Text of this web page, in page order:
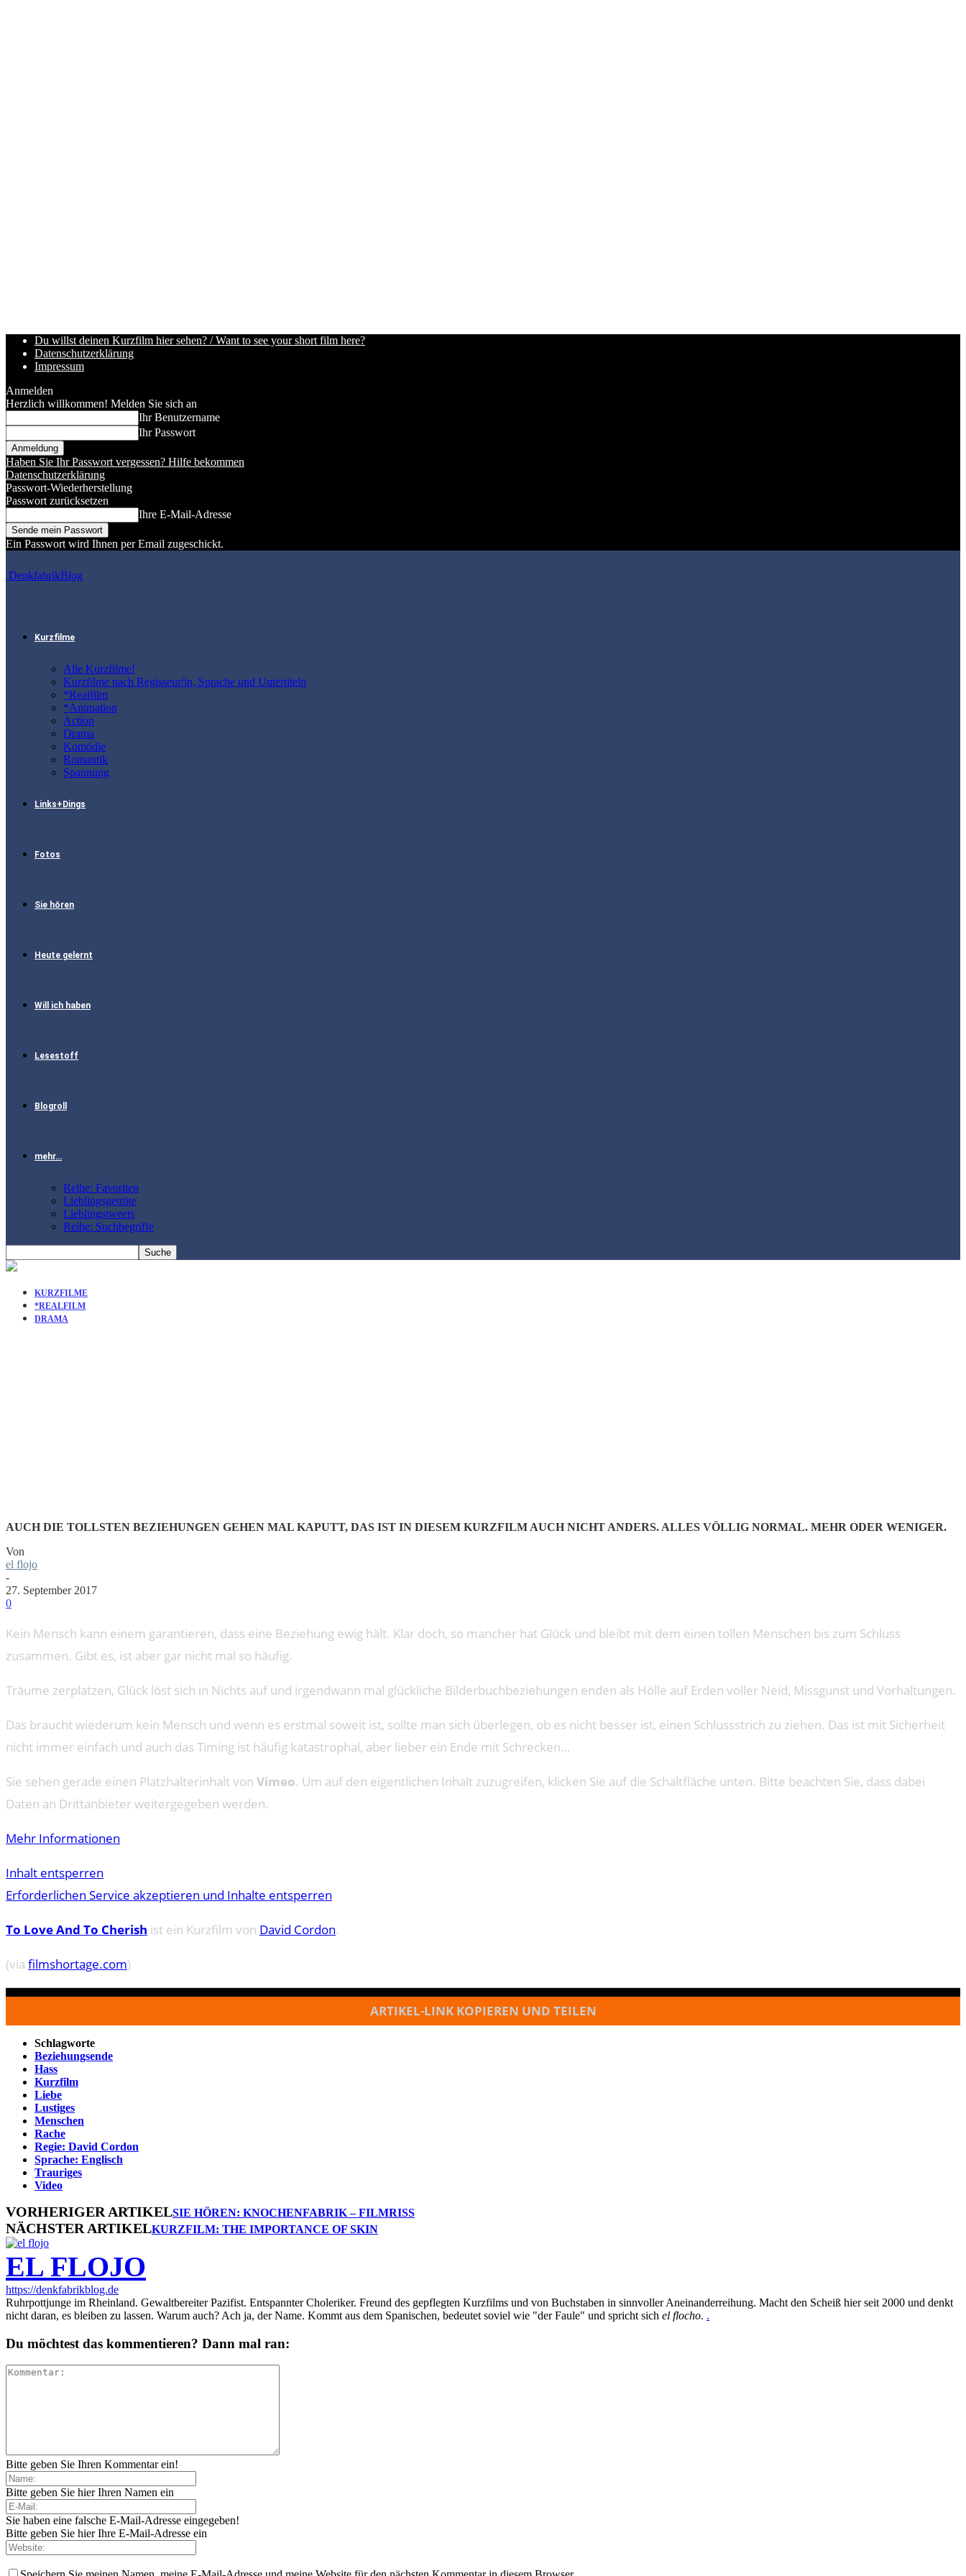
Du willst deinen Kurzfilm hier sehen? / Want to see your short film here?
Datenschutzerklärung
Impressum
Anmelden
Herzlich willkommen! Melden Sie sich an
Ihr Benutzername
Ihr Passwort
Haben Sie Ihr Passwort vergessen? Hilfe bekommen
Datenschutzerklärung
Passwort-Wiederherstellung
Passwort zurücksetzen
Ihre E-Mail-Adresse
Ein Passwort wird Ihnen per Email zugeschickt.
DenkfabrikBlog
Kurzfilme
Alle Kurzfilme!
Kurzfilme nach Regisseur/in, Sprache und Untertiteln
*Realfilm
*Animation
Action
Drama
Komödie
Romantik
Spannung
Links+Dings
Fotos
Sie hören
Heute gelernt
Will ich haben
Lesestoff
Blogroll
mehr…
Reihe: Favoriten
Lieblingsgetröte
Lieblingstweets
Reihe: Suchbegriffe
KURZFILME
*REALFILM
DRAMA
AUCH DIE TOLLSTEN BEZIEHUNGEN GEHEN MAL KAPUTT, DAS IST IN DIESEM KURZFILM AUCH NICHT ANDERS. ALLES VÖLLIG NORMAL. MEHR ODER WENIGER.
Von
el flojo
-
27. September 2017
0
Kein Mensch kann einem garantieren, dass eine Beziehung ewig hält. Klar doch, so mancher hat Glück und bleibt mit dem einen tollen Menschen bis zum Schluss
zusammen. Gibt es, ist aber gar nicht mal so häufig.
Träume zerplatzen, Glück löst sich in Nichts auf und irgendwann mal glückliche Bilderbuchbeziehungen enden als Hölle auf Erden voller Neid, Missgunst und Vorhaltungen.
Das braucht wiederum kein Mensch und wenn es erstmal soweit ist, sollte man sich überlegen, ob es nicht besser ist, einen Schlussstrich zu ziehen. Das ist mit Sicherheit
nicht immer einfach und auch das Timing ist häufig katastrophal, aber lieber ein Ende mit Schrecken…
Sie sehen gerade einen Platzhalterinhalt von Vimeo. Um auf den eigentlichen Inhalt zuzugreifen, klicken Sie auf die Schaltfläche unten. Bitte beachten Sie, dass dabei
Daten an Drittanbieter weitergegeben werden.
Mehr Informationen
Inhalt entsperren
Erforderlichen Service akzeptieren und Inhalte entsperren
To Love And To Cherish ist ein Kurzfilm von David Cordon.
(via filmshortage.com)
ARTIKEL-LINK KOPIEREN UND TEILEN
Schlagworte
Beziehungsende
Hass
Kurzfilm
Liebe
Lustiges
Menschen
Rache
Regie: David Cordon
Sprache: Englisch
Trauriges
Video
VORHERIGER ARTIKELSIE HÖREN: KNOCHENFABRIK – FILMRISS
NÄCHSTER ARTIKELKURZFILM: THE IMPORTANCE OF SKIN
EL FLOJO
https://denkfabrikblog.de
Ruhrpottjunge im Rheinland. Gewaltbereiter Pazifist. Entspannter Choleriker. Freund des gepflegten Kurzfilms und von Buchstaben in sinnvoller Aneinanderreihung. Macht den Scheiß hier seit 2000 und denkt
nicht daran, es bleiben zu lassen. Warum auch? Ach ja, der Name. Kommt aus dem Spanischen, bedeutet soviel wie "der Faule" und spricht sich el flocho. .
Du möchtest das kommentieren? Dann mal ran:
Bitte geben Sie Ihren Kommentar ein!
Bitte geben Sie hier Ihren Namen ein
Sie haben eine falsche E-Mail-Adresse eingegeben!
Bitte geben Sie hier Ihre E-Mail-Adresse ein